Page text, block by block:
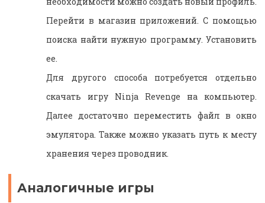
Перейти в магазин приложений. С помощью
поиска найти нужную программу. Установить
ее.
Для другого способа потребуется отдельно
скачать игру Ninja Revenge на компьютер.
Далее достаточно переместить файл в окно
эмулятора. Также можно указать путь к месту
хранения через проводник.
Аналогичные игры